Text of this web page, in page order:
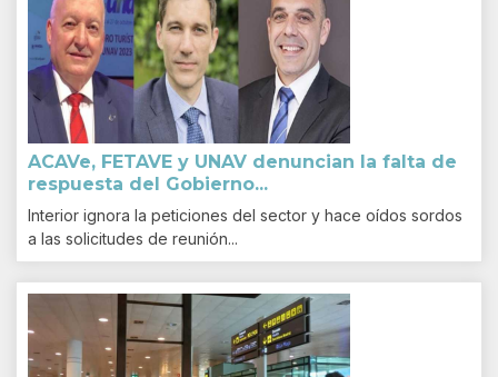
ACAVe, FETAVE y UNAV denuncian la falta de
respuesta del Gobierno...
Interior ignora la peticiones del sector y hace oídos sordos
a las solicitudes de reunión...